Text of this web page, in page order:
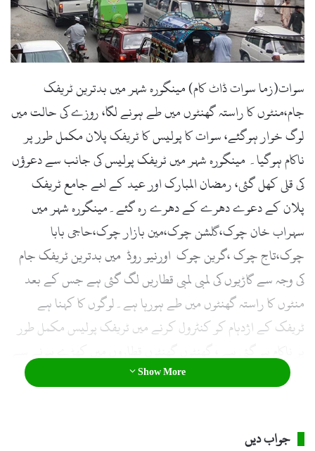
سوات(زما سوات ڈاٹ کام) مینگورہ شہر میں بدترین ٹریفک
جام،منٹوں کا راستہ گھنٹوں میں طے ہونے لگا، روزے کی حالت میں
لوگ خوار ہوگئے، سوات کا پولیس کا ٹریفک پلان مکمل طور پر
ناکام ہوگیا۔ مینگورہ شہر میں ٹریفک پولیس کی جانب سے دعوؤں
کی قلی کھل گئی، رمضان المبارک اور عید کے لئے جامع ٹریفک
پلان کے دعوے دھرے کے دھرے رہ گئے۔مینگورہ شہر میں
سہراب خان چوک،گلشن چوک،مین بازار چوک،حاجی بابا
چوک،تاج چوک ،گرین چوک اورنیو روڈ میں بدترین ٹریفک جام
کی وجہ سے گاڑیوں کی لمبی لمبی قطاریں لگ گئی ہے جس کے بعد
منٹوں کا راستہ گھنٹوں میں طے ہورہا ہے۔لوگوں کا کہنا ہے
ٹریفک کے اژدہام کو کنٹرول کرنے میں ٹریفک پولیس مکمل طور
شدید مشکلات کا سامنا کرنا پڑرہا ہے۔
Show More
جواب دیں